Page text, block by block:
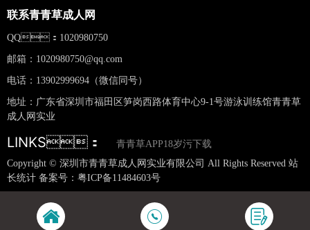
联系青青草成人网
QQ：1020980750
邮箱： 1020980750@qq.com
电话：13902999694（微信同号）
地址：广东省深圳市福田区笋岗西路体育中心9-1号游泳训练馆青青草
成人网实业
LINKS：
青青草APP18岁污下载
Copyright © 深圳市青青草成人网实业有限公司 All Rights Reserved 站
长统计 备案号： 粤ICP备11484603号
网站地图